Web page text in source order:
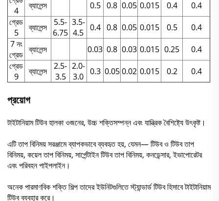
4
ব্যালেন্স 0.5 0.8 0.05 0.015 0.4
0.4
গ্রেড
5
ব্যালেন্স
5.5-
6.75
3.5-
4.5 0.4 0.8 0.05 0.015 0.5
0.4
7 নং
গ্রেড ব্যালেন্স 0.03 0.8 0.03 0.015 0.25
0.4
গ্রেড
9
ব্যালেন্স
2.5-
3.5
2.0-
3.0 0.3 0.05 0.02 0.015 0.2 0.4
প্রয়োগ
টাইটানিয়াম টিউব হালকা ওজনের, উচ্চ শক্তিসম্পন্ন এবং যান্ত্রিক বৈশিষ্ট্যে উৎকৃষ্ট।
এটি তাপ বিনিময় সরঞ্জামে ব্যাপকভাবে ব্যবহৃত হয়, যেমন— টিউব ও টিউব তাপ
বিনিময়, কয়েল তাপ বিনিময়, সার্পেন্টাইন টিউব তাপ বিনিময়, কনডেন্সার, ইভাপোরেটর
এবং পরিবহন পাইপলাইন।
অনেক পারমাণবিক শক্তি শিল্প তাদের ইউনিটগুলিতে স্ট্যান্ডার্ড টিউব হিসাবে টাইটানিয়াম
টিউব ব্যবহার করে।